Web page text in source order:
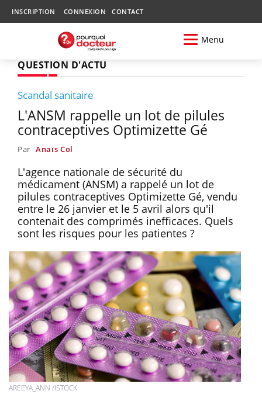
INSCRIPTION CONNEXION CONTACT
Menu
QUESTION D'ACTU
Scandal sanitaire
L'ANSM rappelle un lot de pilules
contraceptives Optimizette Gé
Par Anaïs Col
L'agence nationale de sécurité du
médicament (ANSM) a rappelé un lot de
pilules contraceptives Optimizette Gé, vendu
entre le 26 janvier et le 5 avril alors qu'il
contenait des comprimés inefficaces. Quels
sont les risques pour les patientes ?
AREEYA_ANN /ISTOCK